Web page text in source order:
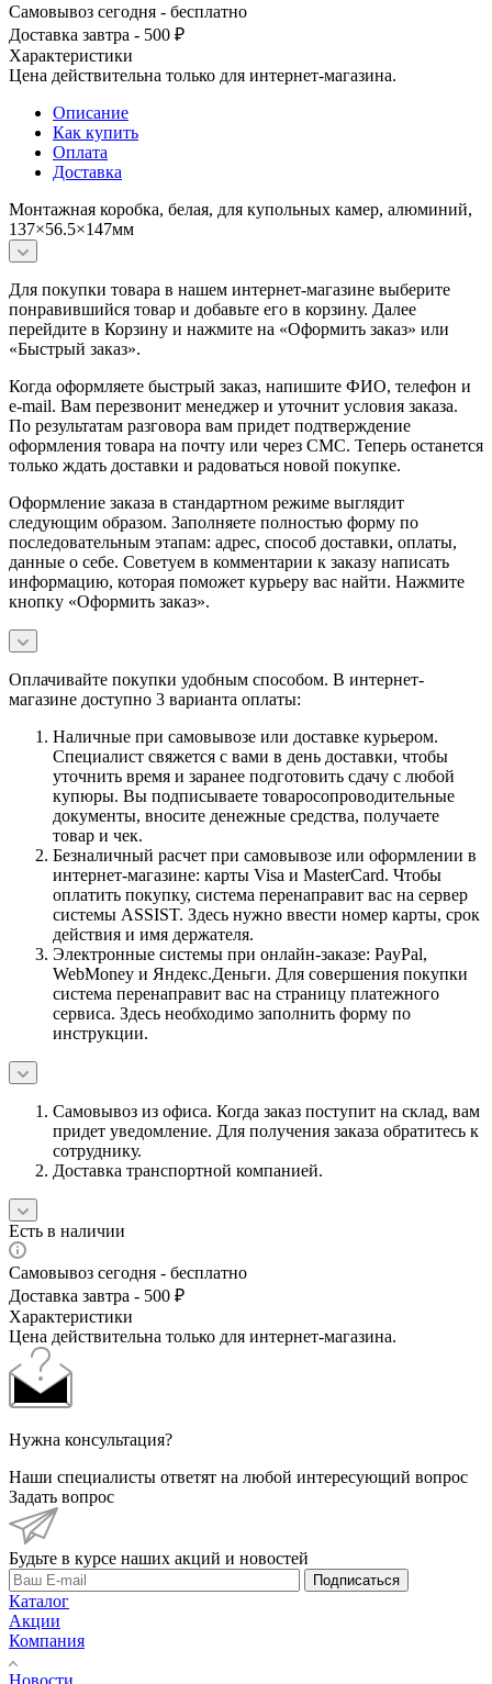
Самовывоз сегодня - бесплатно
Доставка завтра - 500 ₽
Характеристики
Цена действительна только для интернет-магазина.
Описание
Как купить
Оплата
Доставка
Монтажная коробка, белая, для купольных камер, алюминий,
137×56.5×147мм
Для покупки товара в нашем интернет-магазине выберите
понравившийся товар и добавьте его в корзину. Далее
перейдите в Корзину и нажмите на «Оформить заказ» или
«Быстрый заказ».
Когда оформляете быстрый заказ, напишите ФИО, телефон и
e-mail. Вам перезвонит менеджер и уточнит условия заказа.
По результатам разговора вам придет подтверждение
оформления товара на почту или через СМС. Теперь останется
только ждать доставки и радоваться новой покупке.
Оформление заказа в стандартном режиме выглядит
следующим образом. Заполняете полностью форму по
последовательным этапам: адрес, способ доставки, оплаты,
данные о себе. Советуем в комментарии к заказу написать
информацию, которая поможет курьеру вас найти. Нажмите
кнопку «Оформить заказ».
Оплачивайте покупки удобным способом. В интернет-
магазине доступно 3 варианта оплаты:
Наличные при самовывозе или доставке курьером.
Специалист свяжется с вами в день доставки, чтобы
уточнить время и заранее подготовить сдачу с любой
купюры. Вы подписываете товаросопроводительные
документы, вносите денежные средства, получаете
товар и чек.
Безналичный расчет при самовывозе или оформлении в
интернет-магазине: карты Visa и MasterCard. Чтобы
оплатить покупку, система перенаправит вас на сервер
системы ASSIST. Здесь нужно ввести номер карты, срок
действия и имя держателя.
Электронные системы при онлайн-заказе: PayPal,
WebMoney и Яндекс.Деньги. Для совершения покупки
система перенаправит вас на страницу платежного
сервиса. Здесь необходимо заполнить форму по
инструкции.
Самовывоз из офиса. Когда заказ поступит на склад, вам
придет уведомление. Для получения заказа обратитесь к
сотруднику.
Доставка транспортной компанией.
Есть в наличии
Самовывоз сегодня - бесплатно
Доставка завтра - 500 ₽
Характеристики
Цена действительна только для интернет-магазина.
Нужна консультация?
Наши специалисты ответят на любой интересующий вопрос
Задать вопрос
Будьте в курсе наших акций и новостей
Подписаться
Каталог
Акции
Компания
Новости